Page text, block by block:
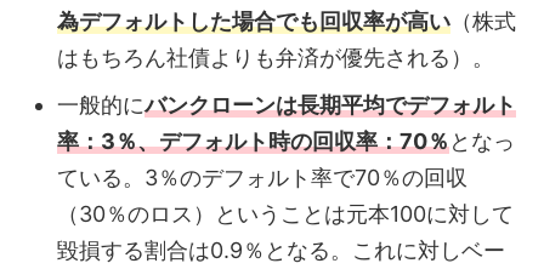
為デフォルトした場合でも回収率が高い （株式
はもちろん社債よりも弁済が優先される）。
一般的にバンクローンは長期平均でデフォルト
率：3％、デフォルト時の回収率：70％となっ
ている。3％のデフォルト率で70％の回収
（30％のロス）ということは元本100に対して
毀損する割合は0.9％となる。これに対しベー